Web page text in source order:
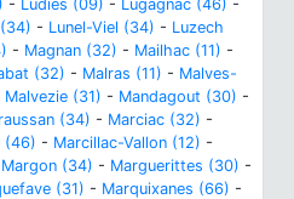
- Ludiès (09) - Lugagnac (46) -
- Lunel-Viel (34) - Luzech
- Magnan (32) - Mailhac (11) -
(32) - Malras (11) - Malves-
Malvezie (31) - Mandagout (30) -
(34) - Marciac (32) -
(46) - Marcillac-Vallon (12) -
Margon (34) - Marguerittes (30) -
(31) - Marquixanes (66) -